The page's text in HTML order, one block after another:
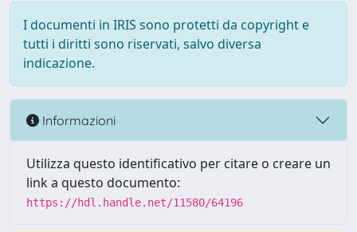
I documenti in IRIS sono protetti da copyright e
tutti i diritti sono riservati, salvo diversa
indicazione.
Informazioni
Utilizza questo identificativo per citare o creare un
link a questo documento:
https://hdl.handle.net/11580/64196